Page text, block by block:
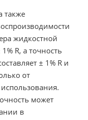
также
жидкостной
R, а точность
± 1% R и
от
может
в